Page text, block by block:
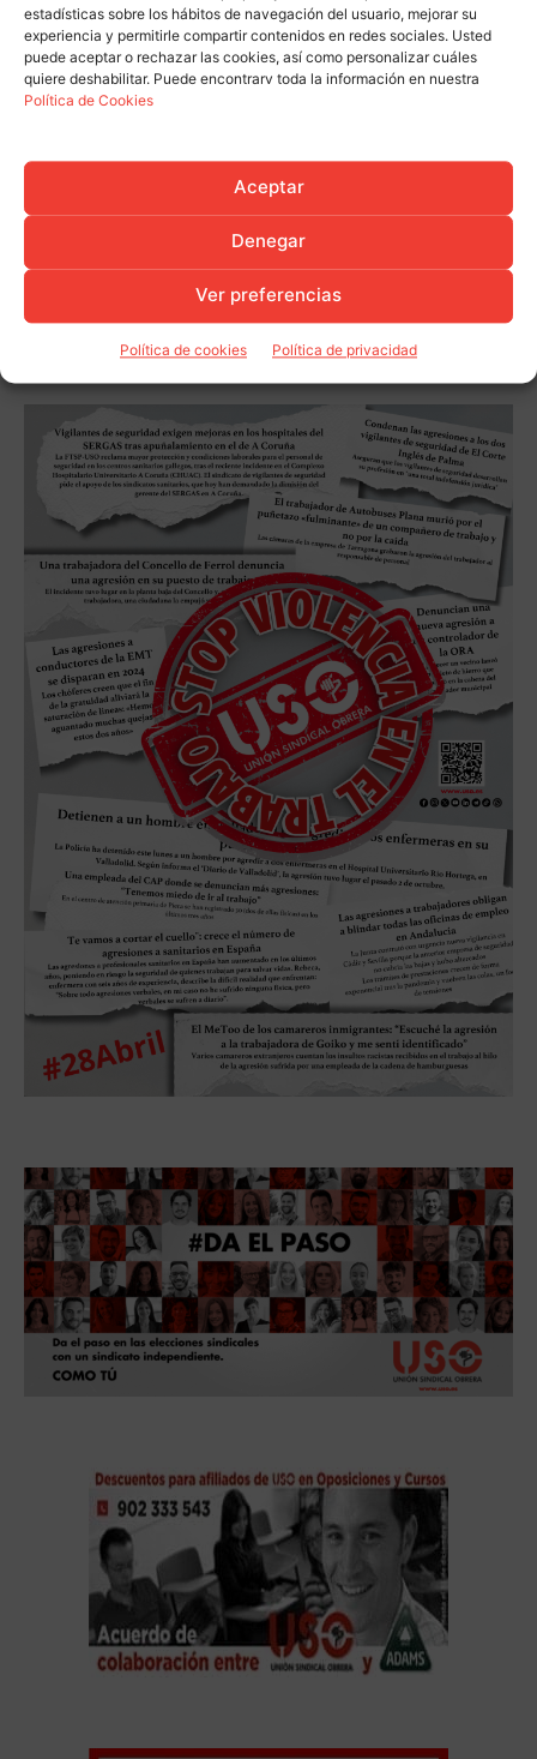
estadísticas sobre los hábitos de navegación del usuario, mejorar su
experiencia y permitirle compartir contenidos en redes sociales. Usted
puede aceptar o rechazar las cookies, así como personalizar cuáles
quiere deshabilitar. Puede encontrarv toda la información en nuestra
Política de Cookies
Aceptar
Denegar
Ver preferencias
Política de cookies Política de privacidad